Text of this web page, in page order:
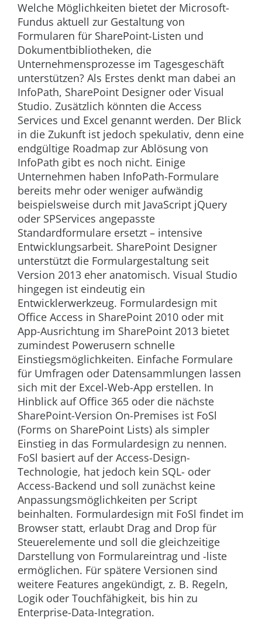
Welche Möglichkeiten bietet der Microsoft-
Fundus aktuell zur Gestaltung von
Formularen für SharePoint-Listen und
Dokumentbibliotheken, die
Unternehmensprozesse im Tagesgeschäft
unterstützen? Als Erstes denkt man dabei an
InfoPath, SharePoint Designer oder Visual
Studio. Zusätzlich könnten die Access
Services und Excel genannt werden. Der Blick
in die Zukunft ist jedoch spekulativ, denn eine
endgültige Roadmap zur Ablösung von
InfoPath gibt es noch nicht. Einige
Unternehmen haben InfoPath-Formulare
bereits mehr oder weniger aufwändig
beispielsweise durch mit JavaScript jQuery
oder SPServices angepasste
Standardformulare ersetzt – intensive
Entwicklungsarbeit. SharePoint Designer
unterstützt die Formulargestaltung seit
Version 2013 eher anatomisch. Visual Studio
hingegen ist eindeutig ein
Entwicklerwerkzeug. Formulardesign mit
Office Access in SharePoint 2010 oder mit
App-Ausrichtung im SharePoint 2013 bietet
zumindest Powerusern schnelle
Einstiegsmöglichkeiten. Einfache Formulare
für Umfragen oder Datensammlungen lassen
sich mit der Excel-Web-App erstellen. In
Hinblick auf Office 365 oder die nächste
SharePoint-Version On-Premises ist FoSl
(Forms on SharePoint Lists) als simpler
Einstieg in das Formulardesign zu nennen.
FoSl basiert auf der Access-Design-
Technologie, hat jedoch kein SQL- oder
Access-Backend und soll zunächst keine
Anpassungsmöglichkeiten per Script
beinhalten. Formulardesign mit FoSl findet im
Browser statt, erlaubt Drag and Drop für
Steuerelemente und soll die gleichzeitige
Darstellung von Formulareintrag und -liste
ermöglichen. Für spätere Versionen sind
weitere Features angekündigt, z. B. Regeln,
Logik oder Touchfähigkeit, bis hin zu
Enterprise-Data-Integration.